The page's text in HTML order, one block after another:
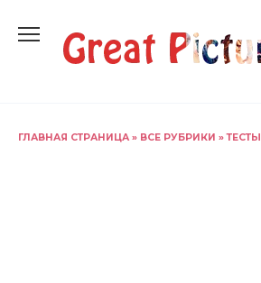
содержанию
ГЛАВНАЯ СТРАНИЦА » ВСЕ РУБРИКИ »ТЕСТЫ